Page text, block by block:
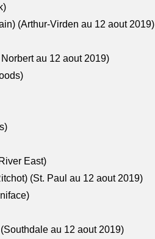
(Arthur-Virden au 12 aout 2019)
au 12 aout 2019)
East)
(St. Paul au 12 aout 2019)
au 12 aout 2019)